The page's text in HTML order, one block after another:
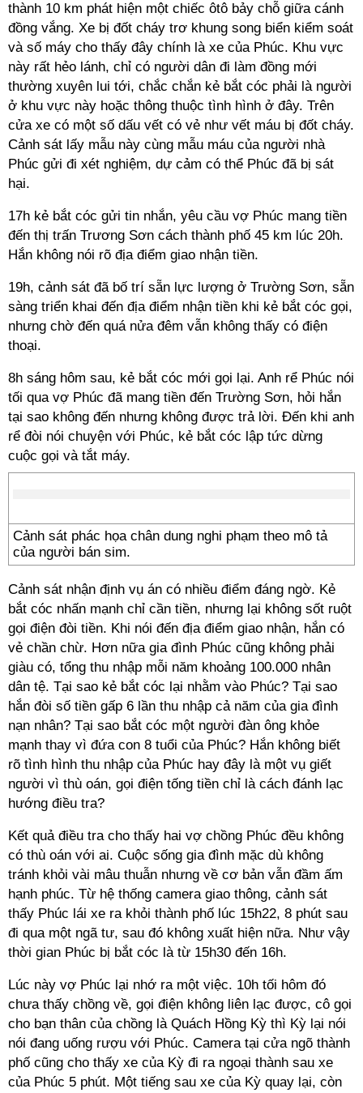
thành 10 km phát hiện một chiếc ôtô bảy chỗ giữa cánh
đồng vắng. Xe bị đốt cháy trơ khung song biển kiểm soát
và số máy cho thấy đây chính là xe của Phúc. Khu vực
này rất hẻo lánh, chỉ có người dân đi làm đồng mới
thường xuyên lui tới, chắc chắn kẻ bắt cóc phải là người
ở khu vực này hoặc thông thuộc tình hình ở đây. Trên
cửa xe có một số dấu vết có vẻ như vết máu bị đốt cháy.
Cảnh sát lấy mẫu này cùng mẫu máu của người nhà
Phúc gửi đi xét nghiệm, dự cảm có thể Phúc đã bị sát
hại.
17h kẻ bắt cóc gửi tin nhắn, yêu cầu vợ Phúc mang tiền
đến thị trấn Trương Sơn cách thành phố 45 km lúc 20h.
Hắn không nói rõ địa điểm giao nhận tiền.
19h, cảnh sát đã bố trí sẵn lực lượng ở Trường Sơn, sẵn
sàng triển khai đến địa điểm nhận tiền khi kẻ bắt cóc gọi,
nhưng chờ đến quá nửa đêm vẫn không thấy có điện
thoại.
8h sáng hôm sau, kẻ bắt cóc mới gọi lại. Anh rể Phúc nói
tối qua vợ Phúc đã mang tiền đến Trường Sơn, hỏi hắn
tại sao không đến nhưng không được trả lời. Đến khi anh
rể đòi nói chuyện với Phúc, kẻ bắt cóc lập tức dừng
cuộc gọi và tắt máy.
Cảnh sát phác họa chân dung nghi phạm theo mô tả
của người bán sim.
Cảnh sát nhận định vụ án có nhiều điểm đáng ngờ. Kẻ
bắt cóc nhấn mạnh chỉ cần tiền, nhưng lại không sốt ruột
gọi điện đòi tiền. Khi nói đến địa điểm giao nhận, hắn có
vẻ chần chừ. Hơn nữa gia đình Phúc cũng không phải
giàu có, tổng thu nhập mỗi năm khoảng 100.000 nhân
dân tệ. Tại sao kẻ bắt cóc lại nhằm vào Phúc? Tại sao
hắn đòi số tiền gấp 6 lần thu nhập cả năm của gia đình
nạn nhân? Tại sao bắt cóc một người đàn ông khỏe
mạnh thay vì đứa con 8 tuổi của Phúc? Hắn không biết
rõ tình hình thu nhập của Phúc hay đây là một vụ giết
người vì thù oán, gọi điện tống tiền chỉ là cách đánh lạc
hướng điều tra?
Kết quả điều tra cho thấy hai vợ chồng Phúc đều không
có thù oán với ai. Cuộc sống gia đình mặc dù không
tránh khỏi vài mâu thuẫn nhưng về cơ bản vẫn đầm ấm
hạnh phúc. Từ hệ thống camera giao thông, cảnh sát
thấy Phúc lái xe ra khỏi thành phố lúc 15h22, 8 phút sau
đi qua một ngã tư, sau đó không xuất hiện nữa. Như vậy
thời gian Phúc bị bắt cóc là từ 15h30 đến 16h.
Lúc này vợ Phúc lại nhớ ra một việc. 10h tối hôm đó
chưa thấy chồng về, gọi điện không liên lạc được, cô gọi
cho bạn thân của chồng là Quách Hồng Kỳ thì Kỳ lại nói
nói đang uống rượu với Phúc. Camera tại cửa ngõ thành
phố cũng cho thấy xe của Kỳ đi ra ngoại thành sau xe
của Phúc 5 phút. Một tiếng sau xe của Kỳ quay lại, còn